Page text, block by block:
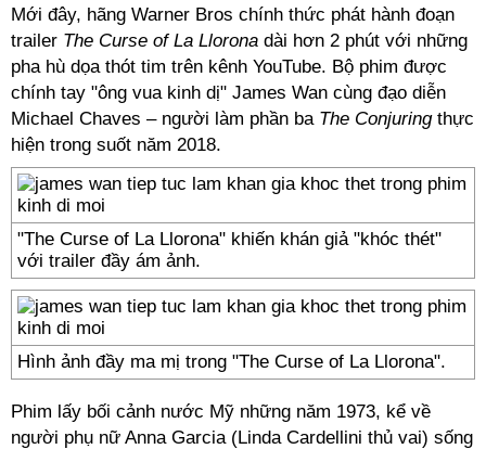
Mới đây, hãng Warner Bros chính thức phát hành đoạn
trailer The Curse of La Llorona dài hơn 2 phút với những
pha hù dọa thót tim trên kênh YouTube. Bộ phim được
chính tay "ông vuakinh dị" James Wan cùng đạo diễn
Michael Chaves – người làm phần ba The Conjuringthực
hiện trong suốt năm 2018.
"The Curse of La Llorona" khiến khán giả "khóc thét"
với trailer đầy ám ảnh.
Hình ảnh đầy ma mị trong "The Curse of La Llorona".
Phim lấy bối cảnh nước Mỹ những năm 1973, kể về
người phụ nữ Anna Garcia (Linda Cardellini thủ vai) sống